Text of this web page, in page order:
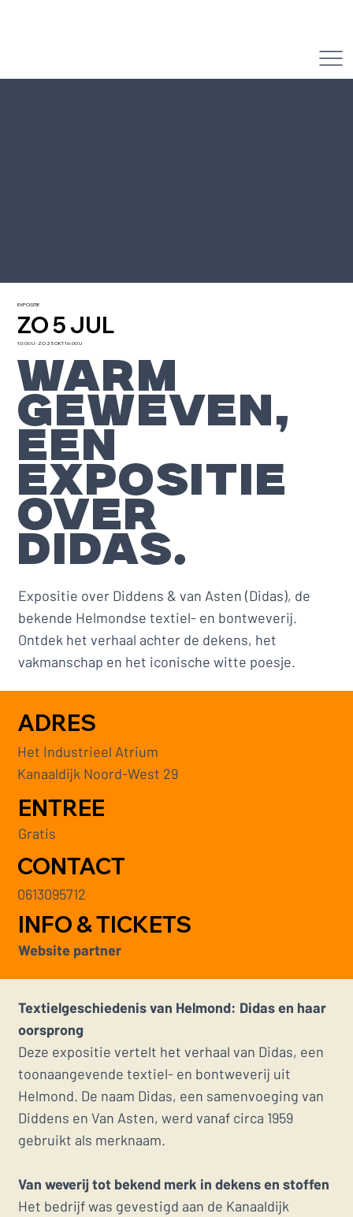
EXPOSITIE
ZO 5 JUL
10:00 U - ZO 25 OKT 16:00 U
WARM
GEWEVEN,
EEN
EXPOSITIE
OVER
DIDAS.
Expositie over Diddens & van Asten (Didas), de
bekende Helmondse textiel- en bontweverij.
Ontdek het verhaal achter de dekens, het
vakmanschap en het iconische witte poesje.
ADRES
Het Industrieel Atrium
Kanaaldijk Noord-West 29
ENTREE
Gratis
CONTACT
0613095712
INFO & TICKETS
Website partner
Textielgeschiedenis van Helmond: Didas en haar
oorsprong
Deze expositie vertelt het verhaal van Didas, een
toonaangevende textiel- en bontweverij uit
Helmond. De naam Didas, een samenvoeging van
Diddens en Van Asten, werd vanaf circa 1959
gebruikt als merknaam.
Van weverij tot bekend merk in dekens en stoffen
Het bedrijf was gevestigd aan de Kanaaldijk